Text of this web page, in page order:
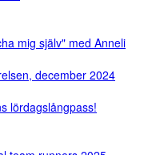
mig själv" med Anneli
december 2024
lördagslångpass!